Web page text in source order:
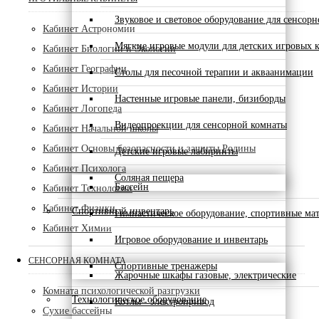
Звуковое и световое оборудование для
Мягкие игровые модули для детских игровых
Столы для песочной терапии и акваанимации
Настенные игровые панели, бизиборды
Видеопроекции для сенсорной комнаты
Детские игровые лабиринты
Соляная пещера
Спортивный инвентарь
Бассейн
Гимнастическое оборудование, спортивные
Игровое оборудование и инвентарь
Спортивные тренажеры
Технологическое оборудование
Жарочные шкафы газовые, электрические
Котлы - электропривод
Кабинет Астрономии
Кабинет Биологии и Экологии
Кабинет Географии
Кабинет Истории
Кабинет Логопеда
Кабинет Начальной школы
Кабинет Основы безопасности и защиты Родины
Кабинет Психолога
Кабинет Технологии
Кабинет Физики
Кабинет Химии
СЕНСОРНАЯ КОМНАТА
Комната психологической разгрузки
Сухие бассейны